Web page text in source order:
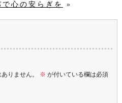
心の安らぎを
»
りません。 ※ が付いている欄は必須